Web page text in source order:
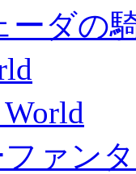
ーダの
ァン